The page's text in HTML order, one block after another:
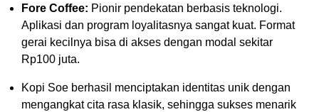
Fore Coffee: Pionir pendekatan berbasis teknologi.
Aplikasi dan program loyalitasnya sangat kuat. Format
gerai kecilnya bisa di akses dengan modal sekitar
Rp100 juta.
Kopi Soe berhasil menciptakan identitas unik dengan
mengangkat cita rasa klasik, sehingga sukses menarik